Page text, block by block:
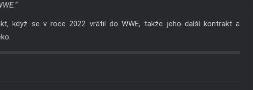
když se v roce 2022 vrátil do WWE, takže jeho další kontrakt a